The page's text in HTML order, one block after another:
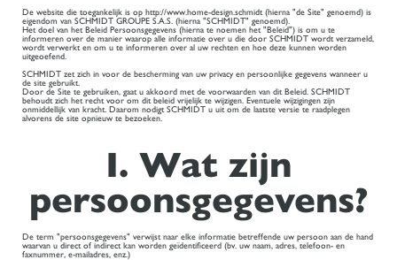
De website die toegankelijk is op http://www.home-design.schmidt (hierna "de Site" genoemd) is
eigendom van SCHMIDT GROUPE S.A.S. (hierna "SCHMIDT" genoemd).
Het doel van het Beleid Persoonsgegevens (hierna te noemen het "Beleid") is om u te
informeren over de manier waarop alle informatie over u die door SCHMIDT wordt verzameld,
wordt verwerkt en om u te informeren over al uw rechten en hoe deze kunnen worden
uitgeoefend.
SCHMIDT zet zich in voor de bescherming van uw privacy en persoonlijke gegevens wanneer u
de site gebruikt.
Door de Site te gebruiken, gaat u akkoord met de voorwaarden van dit Beleid. SCHMIDT
behoudt zich het recht voor om dit beleid vrijelijk te wijzigen. Eventuele wijzigingen zijn
onmiddellijk van kracht. Daarom nodigt SCHMIDT u uit om de laatste versie te raadplegen
alvorens de site opnieuw te bezoeken.
I. Wat zijn
persoonsgegevens?
De term "persoonsgegevens" verwijst naar elke informatie betreffende uw persoon aan de hand
waarvan u direct of indirect kan worden geïdentificeerd (bv. uw naam, adres, telefoon- en
faxnummer, e-mailadres, enz.)